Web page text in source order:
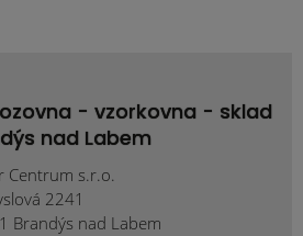
- vzorkovna - sklad
nad Labem
Centrum s.r.o.
2241
Brandýs nad Labem